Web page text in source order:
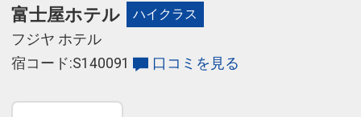
富士屋ホテル ハイクラス
フジヤ ホテル
宿コード:S140091
口コミを見る